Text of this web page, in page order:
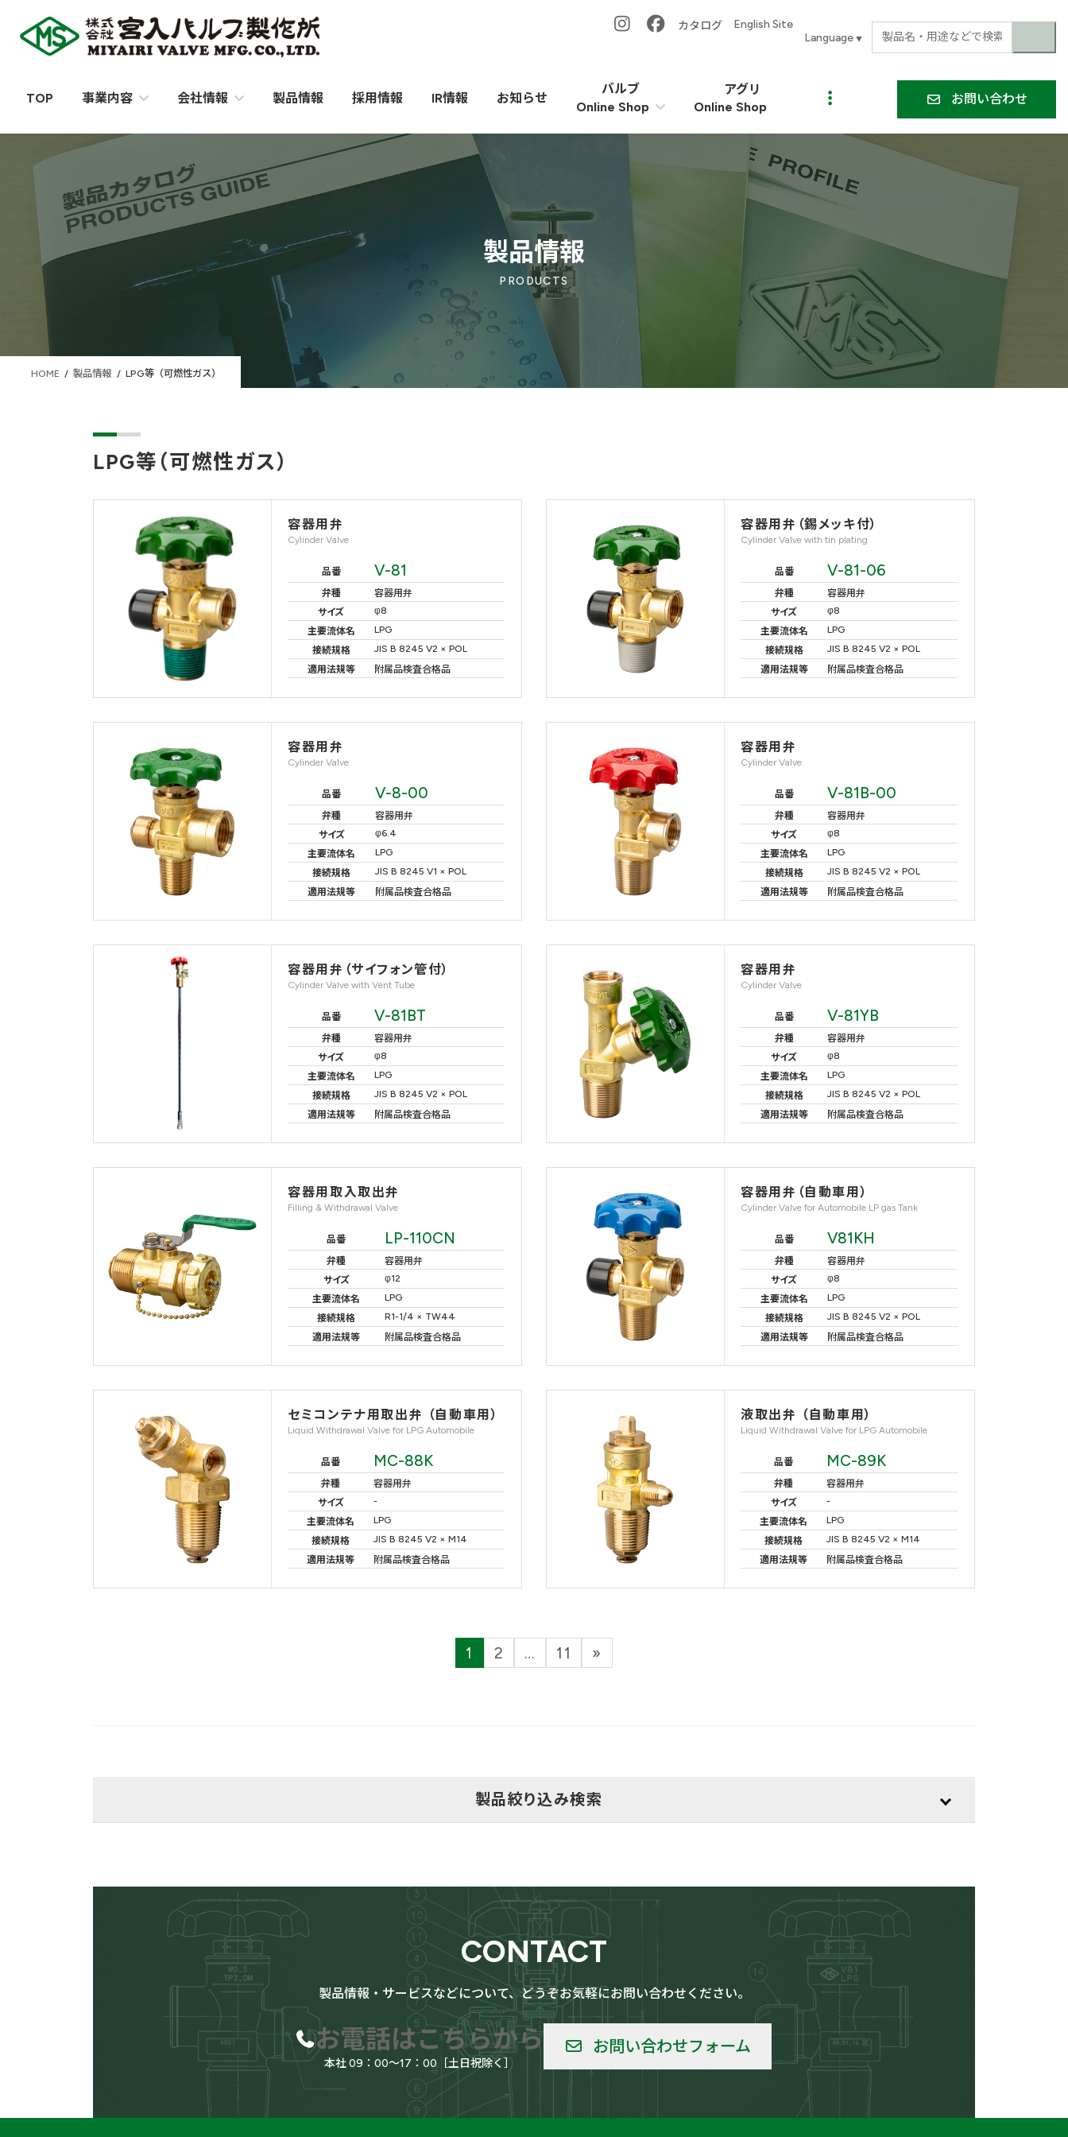
お問い合わせ
カタログ English Site
▼
TOP 事業内容 会社情報 製品情報 採用情報 IR情報 お知らせ
バルブ
Online Shop
アグリ
Online Shop
製品情報
PRODUCTS
HOME 製品情報 LPG等（可燃性ガス）
LPG等（可燃性ガス）
容器用弁
Cylinder Valve
品番 V-81
弁種
容器用弁
サイズ
φ8
主要流体名
LPG
接続規格
JIS B 8245 V2 × POL
適用法規等
附属品検査合格品
容器用弁（錫メッキ付）
Cylinder Valve with tin plating
品番 V-81-06
弁種
容器用弁
サイズ
φ8
主要流体名
LPG
接続規格
JIS B 8245 V2 × POL
適用法規等
附属品検査合格品
容器用弁
Cylinder Valve
品番 V-8-00
弁種
容器用弁
サイズ
φ6.4
主要流体名
LPG
接続規格
JIS B 8245 V1 × POL
適用法規等
附属品検査合格品
容器用弁
Cylinder Valve
品番 V-81B-00
弁種
容器用弁
サイズ
φ8
主要流体名
LPG
接続規格
JIS B 8245 V2 × POL
適用法規等
附属品検査合格品
容器用弁（サイフォン管付）
Cylinder Valve with Vent Tube
品番 V-81BT
弁種
容器用弁
サイズ
φ8
主要流体名
LPG
接続規格
JIS B 8245 V2 × POL
適用法規等
附属品検査合格品
容器用弁
Cylinder Valve
品番 V-81YB
弁種
容器用弁
サイズ
φ8
主要流体名
LPG
接続規格
JIS B 8245 V2 × POL
適用法規等
附属品検査合格品
容器用取入取出弁
Filling & Withdrawal Valve
品番 LP-110CN
弁種
容器用弁
サイズ
φ12
主要流体名
LPG
接続規格
R1-1/4 × TW44
適用法規等
附属品検査合格品
容器用弁（自動車用）
Cylinder Valve for Automobile LP gas Tank
品番 V81KH
弁種
容器用弁
サイズ
φ8
主要流体名
LPG
接続規格
JIS B 8245 V2 × POL
適用法規等
附属品検査合格品
セミコンテナ用取出弁 （自動車用）
Liquid Withdrawal Valve for LPG Automobile
品番 MC-88K
弁種
容器用弁
サイズ
-
主要流体名
LPG
接続規格
JIS B 8245 V2 × M14
適用法規等
附属品検査合格品
液取出弁 （自動車用）
Liquid Withdrawal Valve for LPG Automobile
品番 MC-89K
弁種
容器用弁
サイズ
-
主要流体名
LPG
接続規格
JIS B 8245 V2 × M14
適用法規等
附属品検査合格品
ー
固
1
固
2 …
固
11 »
製品絞り込み検索
LPG（高圧ガス）設備用 低温用
バルク供給用 車輛
サニタリー 醸造機器
その他の用途
CONTACT
製品情報・サービスなどについて、どうぞお気軽にお問い合わせください。
お電話はこちらから
本社 09：00～17：00［土日祝除く］
お問い合わせフォーム